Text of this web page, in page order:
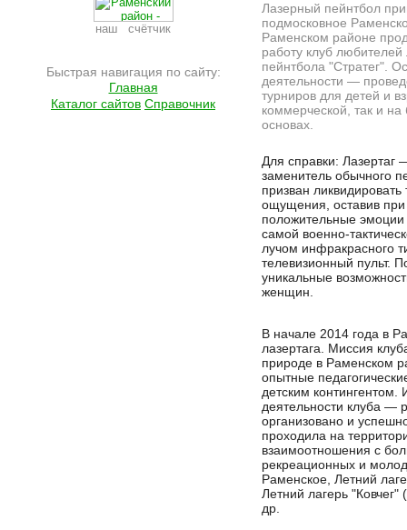
наш счётчик
Быстрая навигация по сайту:
Главная
Каталог сайтов Справочник
Лазерный пейнтбол
подмосковное
Раменском районе
работу клуб любителей
пейнтбола "Стратег".
деятельности —
турниров для детей и
коммерческой, так и на
основах.
Для справки: Лазертаг
заменитель обычного
призван
ощущения, оставив
положительные эмоции
самой военно-
лучом инфракрасного
телевизионный пульт.
уникальные
женщин.
В начале 2014 года в
лазертага. Миссия
природе в Раменском
опытные
детским
деятельности клуба —
организовано и
проходила на
взаимоотношения с
рекреационных и
Раменское, Летний
Летний лагерь
др.